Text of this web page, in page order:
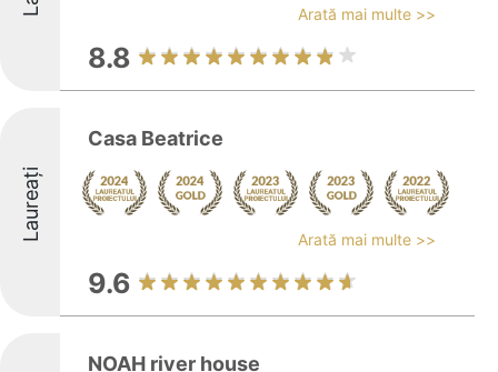
Arată mai multe >>
8.8
Laureați
Casa Beatrice
Arată mai multe >>
9.6
NOAH river house